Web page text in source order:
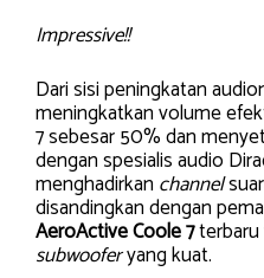
Impressive!!
Dari sisi peningkatan
meningkatkan volume
7 sebesar 50% dan
dengan spesialis audio
menghadirkan channel
disandingkan dengan
AeroActive Coole 7terbaru
subwooferyang kuat.